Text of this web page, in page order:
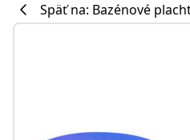
Späť na: Bazénové